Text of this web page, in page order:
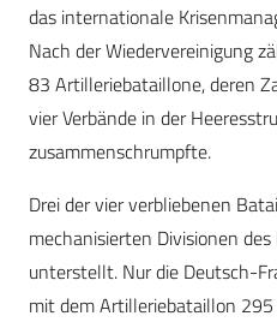
das internationale
Nach der Wiedervereinigung
83 Artilleriebataillone, deren
vier Verbände in der
zusammenschrumpfte.
Drei der vier verbliebenen
mechanisierten Divisionen
unterstellt. Nur die Deutsch-
mit dem Artilleriebataillon